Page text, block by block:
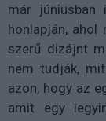
már júniusban
honlapján,
szerű dizájnt
nem tudják,
azon, hogy az
amit egy